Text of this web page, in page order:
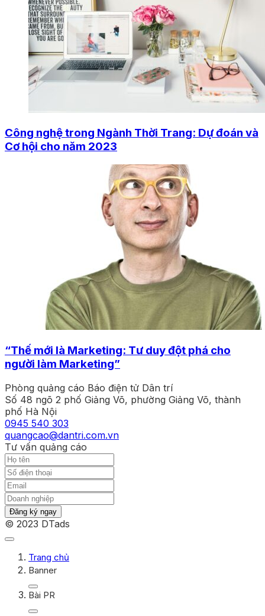
Công nghệ trong Ngành Thời Trang: Dự đoán và
Cơ hội cho năm 2023
“Thế mới là Marketing: Tư duy đột phá cho
người làm Marketing”
Phòng quảng cáo Báo điện tử Dân trí
Số 48 ngõ 2 phố Giảng Võ, phường Giảng Võ, thành
phố Hà Nội
0945 540 303
quangcao@dantri.com.vn
Tư vấn quảng cáo
Đăng ký ngay
© 2023 DTads
Trang chủ
Banner
Bài PR